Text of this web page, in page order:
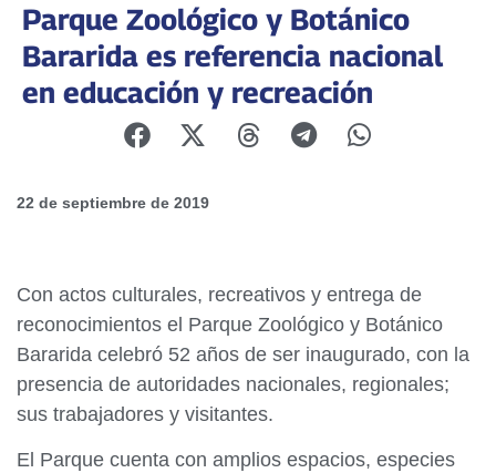
Parque Zoológico y Botánico
Bararida es referencia nacional
en educación y recreación
22 de septiembre de 2019
Con actos culturales, recreativos y entrega de
reconocimientos el Parque Zoológico y Botánico
Bararida celebró 52 años de ser inaugurado, con la
presencia de autoridades nacionales, regionales;
sus trabajadores y visitantes.
El Parque cuenta con amplios espacios, especies